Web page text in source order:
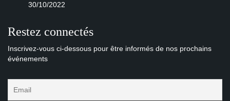
30/10/2022
Restez connectés
Inscrivez-vous ci-dessous pour être informés de nos prochains
événements